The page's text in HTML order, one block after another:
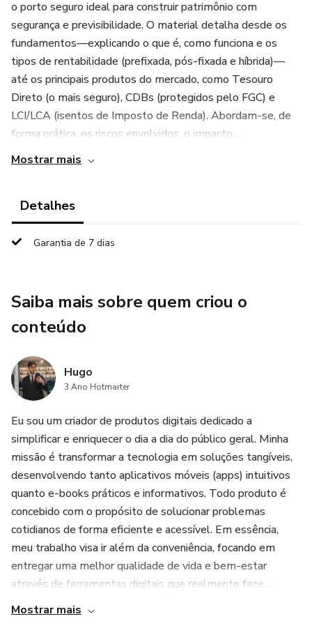
o porto seguro ideal para construir patrimônio com
segurança e previsibilidade. O material detalha desde os
fundamentos—explicando o que é, como funciona e os
tipos de rentabilidade (prefixada, pós-fixada e híbrida)—
até os principais produtos do mercado, como Tesouro
Direto (o mais seguro), CDBs (protegidos pelo FGC) e
LCI/LCA (isentos de Imposto de Renda). Abordam-se, de
forma prática, os riscos envolvidos, o impacto ...
Mostrar mais
Detalhes
Garantia de 7 dias
Saiba mais sobre quem criou o
conteúdo
Hugo
3 Ano Hotmarter
Eu sou um criador de produtos digitais dedicado a
simplificar e enriquecer o dia a dia do público geral. Minha
missão é transformar a tecnologia em soluções tangíveis,
desenvolvendo tanto aplicativos móveis (apps) intuitivos
quanto e-books práticos e informativos. Todo produto é
concebido com o propósito de solucionar problemas
cotidianos de forma eficiente e acessível. Em essência,
meu trabalho visa ir além da conveniência, focando em
entregar uma melhor qualidade de vida e bem-estar
através de ferramentas digitais que realmente faze...
Mostrar mais